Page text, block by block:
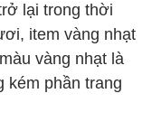
lại trong thời
item vàng nhạt
vàng nhạt là
phần trang